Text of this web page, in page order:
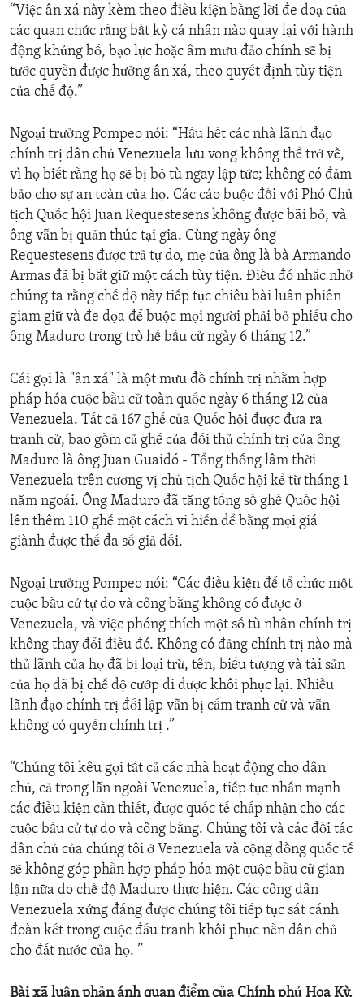
“Việc ân xá này kèm theo điều kiện bằng lời đe doạ của
các quan chức rằng bất kỳ cá nhân nào quay lại với hành
động khủng bố, bạo lực hoặc âm mưu đảo chính sẽ bị
tước quyền được hưởng ân xá, theo quyết định tùy tiện
của chế độ.”
Ngoại trưởng Pompeo nói: “Hầu hết các nhà lãnh đạo
chính trị dân chủ Venezuela lưu vong không thể trở về,
vì họ biết rằng họ sẽ bị bỏ tù ngay lập tức; không có đảm
bảo cho sự an toàn của họ. Các cáo buộc đối với Phó Chủ
tịch Quốc hội Juan Requestesens không được bãi bỏ, và
ông vẫn bị quản thúc tại gia. Cùng ngày ông
Requestesens được trả tự do, mẹ của ông là bà Armando
Armas đã bị bắt giữ một cách tùy tiện. Điều đó nhắc nhở
chúng ta rằng chế độ này tiếp tục chiêu bài luân phiên
giam giữ và đe dọa để buộc mọi người phải bỏ phiếu cho
ông Maduro trong trò hề bầu cử ngày 6 tháng 12.”
Cái gọi là "ân xá" là một mưu đồ chính trị nhằm hợp
pháp hóa cuộc bầu cử toàn quốc ngày 6 tháng 12 của
Venezuela. Tất cả 167 ghế của Quốc hội được đưa ra
tranh cử, bao gồm cả ghế của đối thủ chính trị của ông
Maduro là ông Juan Guaidó - Tổng thống lâm thời
Venezuela trên cương vị chủ tịch Quốc hội kể từ tháng 1
năm ngoái. Ông Maduro đã tăng tổng số ghế Quốc hội
lên thêm 110 ghế một cách vi hiến để bằng mọi giá
giành được thế đa số giả dối.
Ngoại trưởng Pompeo nói: “Các điều kiện để tổ chức một
cuộc bầu cử tự do và công bằng không có được ở
Venezuela, và việc phóng thích một số tù nhân chính trị
không thay đổi điều đó. Không có đảng chính trị nào mà
thủ lãnh của họ đã bị loại trừ, tên, biểu tượng và tài sản
của họ đã bị chế độ cướp đi được khôi phục lại. Nhiều
lãnh đạo chính trị đối lập vẫn bị cấm tranh cử và vẫn
không có quyền chính trị .”
“Chúng tôi kêu gọi tất cả các nhà hoạt động cho dân
chủ, cả trong lẫn ngoài Venezuela, tiếp tục nhấn mạnh
các điều kiện cần thiết, được quốc tế chấp nhận cho các
cuộc bầu cử tự do và công bằng. Chúng tôi và các đối tác
dân chủ của chúng tôi ở Venezuela và cộng đồng quốc tế
sẽ không góp phần hợp pháp hóa một cuộc bầu cử gian
lận nữa do chế độ Maduro thực hiện. Các công dân
Venezuela xứng đáng được chúng tôi tiếp tục sát cánh
đoàn kết trong cuộc đấu tranh khôi phục nền dân chủ
cho đất nước của họ. ”
Bài xã luận phản ánh quan điểm của Chính phủ Hoa Kỳ.